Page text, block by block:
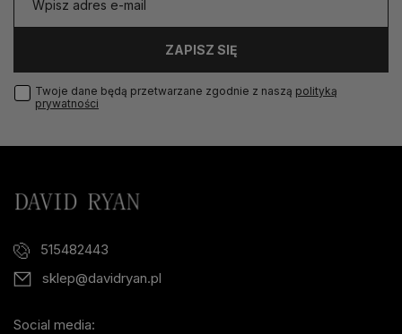
ZAPISZ SIĘ
Twoje dane będą przetwarzane zgodnie z naszą polityką
prywatności
515482443
sklep@davidryan.pl
Social media: